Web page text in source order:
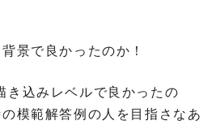
景で良かったのか！
き込みレベルで良かったの
模範解答例の人を目指さなあ